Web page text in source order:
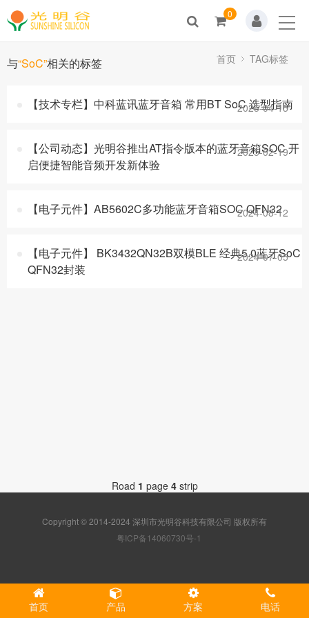
解决方案
联系我们
0
与“SoC”相关的标签 首页 TAG标签
【技术专栏】中科蓝讯蓝牙音箱 常用BT SoC 选型指南
2025-04-15
【公司动态】光明谷推出AT指令版本的蓝牙音箱SOC 开
启便捷智能音频开发新体验
2025-02-19
【电子元件】AB5602C多功能蓝牙音箱SOC QFN32
2024-08-12
【电子元件】 BK3432QN32B双模BLE 经典5.0蓝牙SoC
QFN32封装
2024-07-05
Road 1 page 4strip
Copyright © 2014-2024 深圳市光明谷科技有限公司 版权所有
粤ICP备14060730号-1
首页 产品 方案 电话